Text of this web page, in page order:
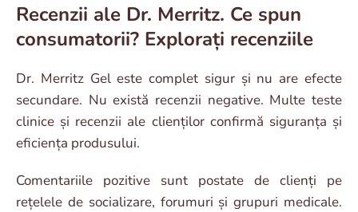
Recenzii ale Dr. Merritz. Ce spun
consumatorii? Explorați recenziile
Dr. Merritz Gel este complet sigur și nu are efecte
secundare. Nu există recenzii negative. Multe teste
clinice și recenzii ale clienților confirmă siguranța și
eficiența produsului.
Comentariile pozitive sunt postate de clienți pe
rețelele de socializare, forumuri și grupuri medicale.